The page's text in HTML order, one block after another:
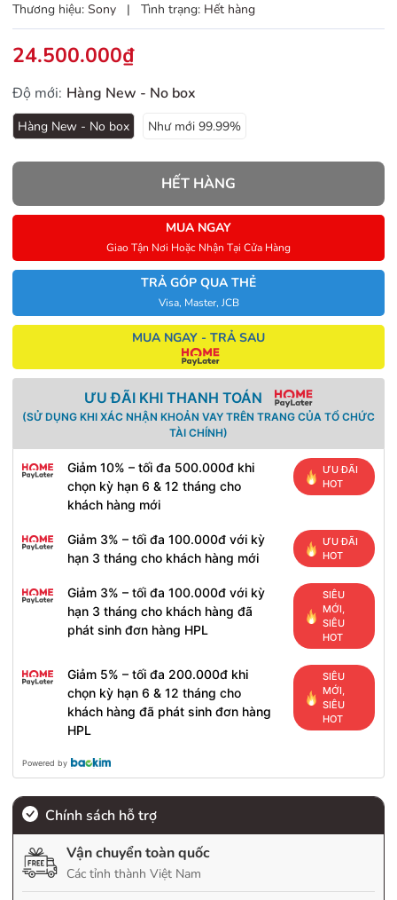
Thương hiệu: Sony | Tình trạng: Hết hàng
24.500.000₫
Độ mới: Hàng New - No box
Hàng New - No box Như mới 99.99%
HẾT HÀNG
MUA NGAY
Giao Tận Nơi Hoặc Nhận Tại Cửa Hàng
TRẢ GÓP QUA THẺ
Visa, Master, JCB
MUA NGAY - TRẢ SAU
ƯU ĐÃI KHI THANH TOÁN
(SỬ DỤNG KHI XÁC NHẬN KHOẢN VAY TRÊN TRANG CỦA TỔ CHỨC
TÀI CHÍNH)
Giảm 10% – tối đa 500.000đ khi
chọn kỳ hạn 6 & 12 tháng cho
khách hàng mới
ƯU ĐÃI
HOT
Giảm 3% – tối đa 100.000đ với kỳ
hạn 3 tháng cho khách hàng mới
ƯU ĐÃI
HOT
Giảm 3% – tối đa 100.000đ với kỳ
hạn 3 tháng cho khách hàng đã
phát sinh đơn hàng HPL
SIÊU
MỚI,
SIÊU
HOT
Giảm 5% – tối đa 200.000đ khi
chọn kỳ hạn 6 & 12 tháng cho
khách hàng đã phát sinh đơn hàng
HPL
SIÊU
MỚI,
SIÊU
HOT
Powered by
Chính sách hỗ trợ
Vận chuyển toàn quốc
Các tỉnh thành Việt Nam